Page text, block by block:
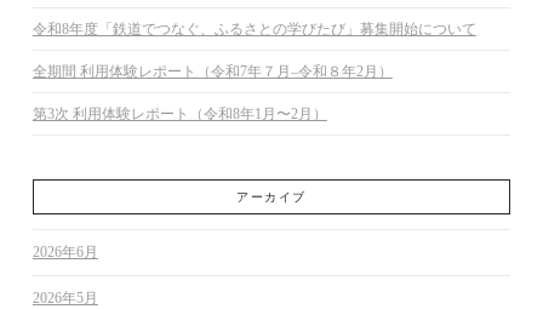
令和8年度「鉄道でつなぐ、ふるさとの学びたび」募集開始について
全期間 利用体験レポート（令和7年７月–令和８年2月）
第3次 利用体験レポート（令和8年1月〜2月）
アーカイブ
2026年6月
2026年5月